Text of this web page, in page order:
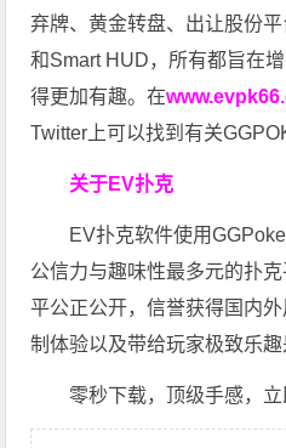
弃牌、黄金转盘、出让股份
和Smart HUD，所有都旨在
得更加有趣。在
Twitter上可以找到有关
关于EV扑克
EV扑克软件使用
公信力与趣味性最多元的扑
平公正公开，信誉获得国内
制体验以及带给玩家极致乐趣
零秒下载，顶级手感，立